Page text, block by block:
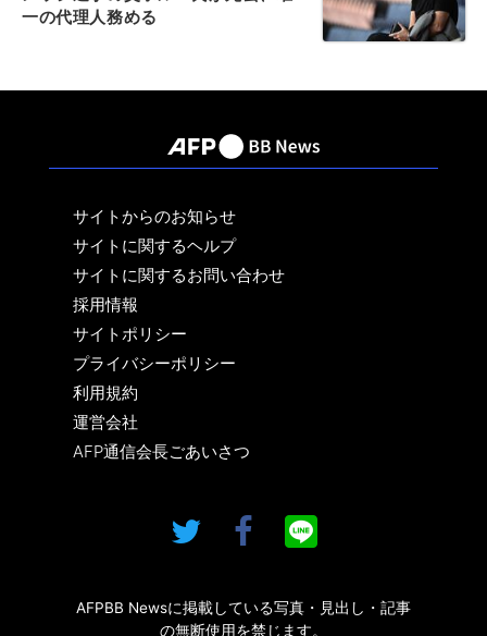
一の代理人務める
サイトからのお知らせ
サイトに関するヘルプ
サイトに関するお問い合わせ
採用情報
サイトポリシー
プライバシーポリシー
利用規約
運営会社
AFP通信会長ごあいさつ
AFPBB Newsに掲載している写真・見出し・記事
の無断使用を禁じます。